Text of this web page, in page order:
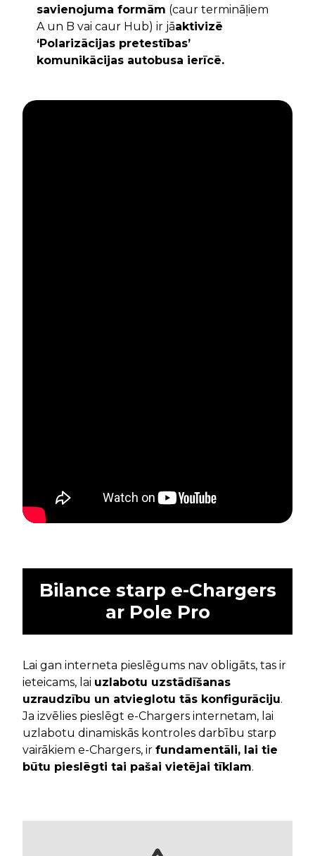
savienojuma formām (caur termināļiem
A un B vai caur Hub) ir jāaktivizē
‘Polarizācijas pretestības’
komunikācijas autobusa ierīcē.
Bilance starp e-Chargers
ar Pole Pro
Lai gan interneta pieslēgums nav obligāts, tas ir
ieteicams, lai uzlabotu uzstādīšanas
uzraudzību un atvieglotu tās konfigurāciju.
Ja izvēlies pieslēgt e-Chargers internetam, lai
uzlabotu dinamiskās kontroles darbību starp
vairākiem e-Chargers, ir fundamentāli, lai tie
būtu pieslēgti tai pašai vietējai tīklam.